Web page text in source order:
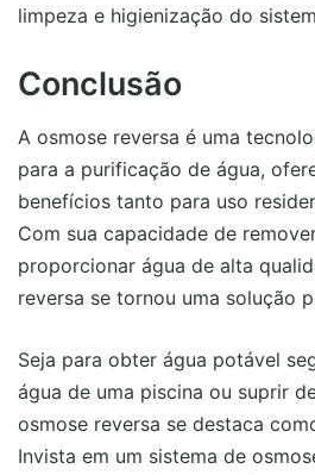
limpeza e higienização do
Conclusão
A osmose reversa é uma
para a purificação de água,
benefícios tanto para uso
Com sua capacidade de
proporcionar água de alta
reversa se tornou uma solução
Seja para obter água potável
água de uma piscina ou suprir
osmose reversa se destaca
Invista em um sistema de